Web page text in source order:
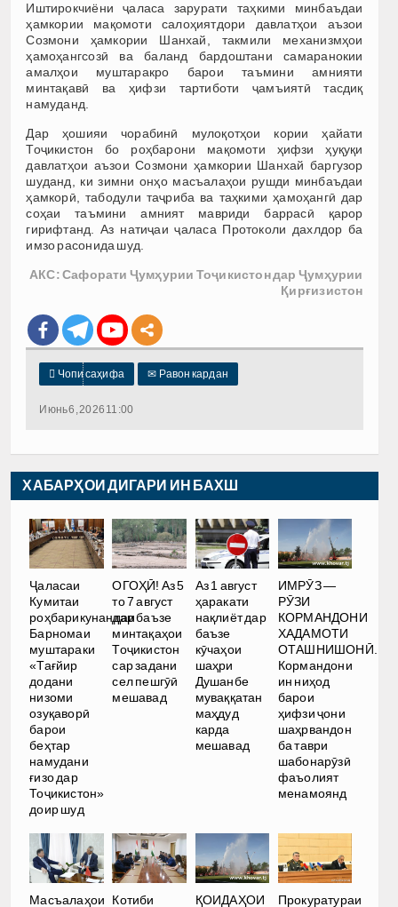
Иштирокчиёни ҷаласа зарурати таҳкими минбаъдаи
ҳамкории мақомоти салоҳиятдори давлатҳои аъзои
Созмони ҳамкории Шанхай, такмили механизмҳои
ҳамоҳангсозӣ ва баланд бардоштани самаранокии
амалҳои муштаракро барои таъмини амнияти
минтақавӣ ва ҳифзи тартиботи ҷамъиятӣ тасдиқ
намуданд.
Дар ҳошияи чорабинӣ мулоқотҳои кории ҳайати
Тоҷикистон бо роҳбарони мақомоти ҳифзи ҳуқуқи
давлатҳои аъзои Созмони ҳамкории Шанхай баргузор
шуданд, ки зимни онҳо масъалаҳои рушди минбаъдаи
ҳамкорӣ, табодули таҷриба ва таҳкими ҳамоҳангӣ дар
соҳаи таъмини амният мавриди баррасӣ қарор
гирифтанд. Аз натиҷаи ҷаласа Протоколи дахлдор ба
имзо расонида шуд.
АКС: Сафорати Ҷумҳурии Тоҷикистон дар Ҷумҳурии
Қирғизистон
 Чопи саҳифа ✉ Равон кардан
Июнь 6, 2026 11:00
ХАБАРҲОИ ДИГАРИ ИН БАХШ
Ҷаласаи
Кумитаи
роҳбарикунандаи
Барномаи
муштараки
«Тағйир
додани
низоми
озуқаворӣ
барои
беҳтар
намудани
ғизо дар
Тоҷикистон»
доир шуд
ОГОҲӢ! Аз 5
то 7 август
дар баъзе
минтақаҳои
Тоҷикистон
сар задани
сел пешгӯӣ
мешавад
Аз 1 август
ҳаракати
нақлиёт дар
баъзе
кӯчаҳои
шаҳри
Душанбе
муваққатан
маҳдуд
карда
мешавад
ИМРӮЗ —
РӮЗИ
КОРМАНДОНИ
ХАДАМОТИ
ОТАШНИШОНӢ.
Кормандони
ин ниҳод
барои
ҳифзи ҷони
шаҳрвандон
ба таври
шабонарӯзӣ
фаъолият
менамоянд
Масъалаҳои Котиби ҚОИДАҲОИ Прокуратураи